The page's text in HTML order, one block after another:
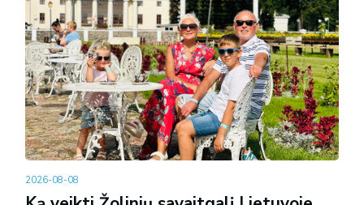
2026-08-08